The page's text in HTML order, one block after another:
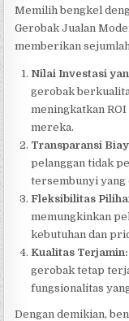
Memilih bengkel
Gerobak Jualan
memberikan
Nilai Investasi
gerobak
meningkatkan
mereka.
Transparansi
pelanggan tidak
tersembunyi yang
Fleksibilitas
memungkinkan
kebutuhan dan
Kualitas Terjamin:
gerobak tetap
fungsionalitas
Dengan demikian,